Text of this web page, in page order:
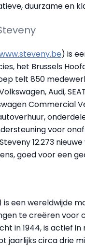
duurzame en
) is
het Brussels
telt 850
Audi,
Commercial
voor
12.273
goed voor een
is een wereldwijde
te creëren voor
in 1944, is actief
jaarlijks circa drie